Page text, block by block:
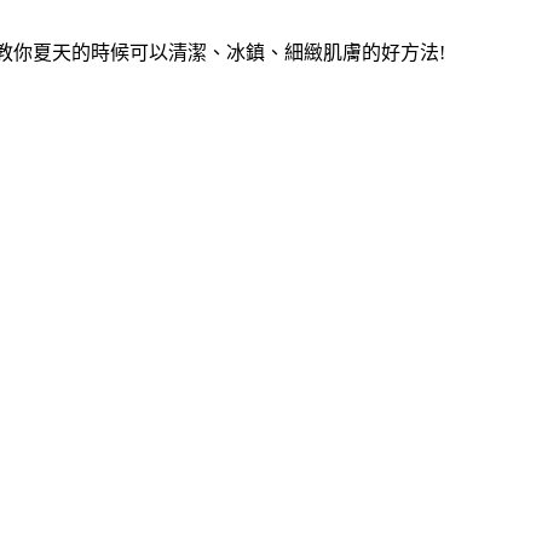
夏天的時候可以清潔、冰鎮、細緻肌膚的好方法!